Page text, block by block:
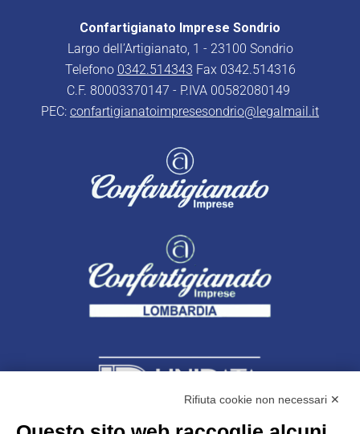
Confartigianato Imprese Sondrio
Largo dell’Artigianato, 1 - 23100 Sondrio
Telefono 0342.514343 Fax 0342.514316
C.F. 80003370147 - P.IVA 00582080149
PEC: confartigianatoimpresesondrio@legalmail.it
Rifiuta cookie non necessari ✕